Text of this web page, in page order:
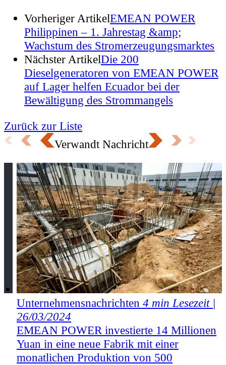
Vorheriger ArtikelEMEAN POWER
Philippinen – 1. Jahrestag &amp;
Wachstum des Stromerzeugungsmarktes
Nächster ArtikelDie 200
Dieselgeneratoren von EMEAN POWER
auf Lager helfen Ecuador bei der
Bewältigung des Strommangels
Zurück zur Liste
Verwandt Nachricht
Unternehmensnachrichten 4 min Lesezeit |
26/03/2024
EMEAN POWER gibt enorme Summen
die Schulung von Organisationssystemen
Erfahren Sie mehr über unsere